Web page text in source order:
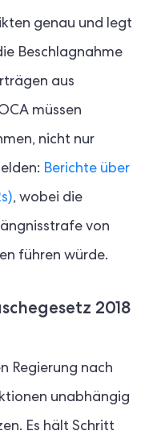
genau und legt
Beschlagnahme
aus
müssen
nicht nur
Berichte über
, wobei die
von
führen würde.
2018
Regierung nach
unabhängig
Es hält Schritt